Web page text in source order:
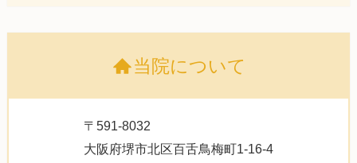
当院について
〒591-8032
大阪府堺市北区百舌鳥梅町1-16-4